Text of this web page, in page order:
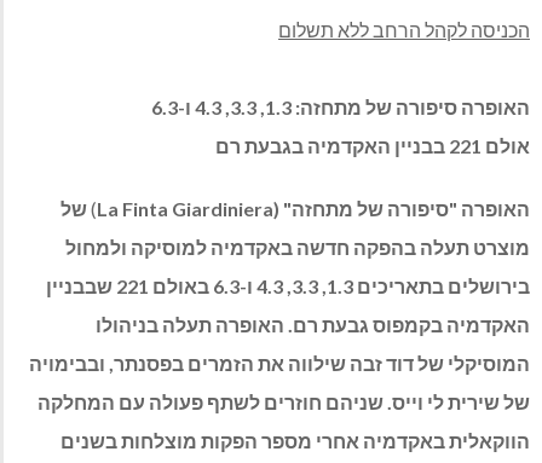
הכניסה לקהל הרחב ללא תשלום
האופרה סיפורה של מתחזה: 1.3, 3.3, 4.3 ו-6.3
אולם 221 בבניין האקדמיה בגבעת רם
האופרה "סיפורה של מתחזה" (La Finta Giardiniera
)של
מוצרט תעלה בהפקה חדשה באקדמיה למוסיקה ולמחול
בירושלים בתאריכים 1.3, 3.3, 4.3 ו-6.3 באולם 221 שבבניין
האקדמיה בקמפוס גבעת רם. האופרה תעלה בניהולו
המוסיקלי של דוד זבה שילווה את הזמרים בפסנתר, ובבימויה
של שירית לי וייס. שניהם חוזרים לשתף פעולה עם המחלקה
הווקאלית באקדמיה אחרי מספר הפקות מוצלחות בשנים